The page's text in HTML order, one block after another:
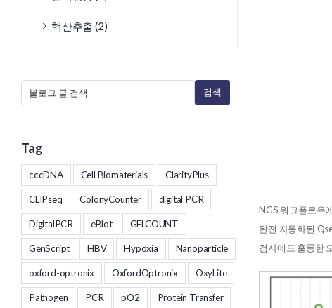
NGS 워크플로우
완전 자동화된
검사에도 훌륭한
핵산추출 (2)
검색
Tag
cccDNA Cell Biomaterials ClarityPlus
CLIPseq ColonyCounter digital PCR
DigitalPCR eBlot GELCOUNT
GenScript HBV Hypoxia Nanoparticle
oxford-optronix OxfordOptronix OxyLite
Pathogen PCR pO2 Protein Transfer